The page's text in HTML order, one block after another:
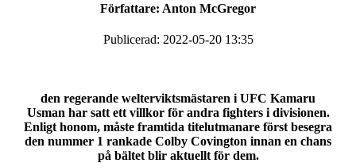
Författare: Anton McGregor
Publicerad: 2022-05-20 13:35
den regerande welterviktsmästaren i UFC Kamaru
Usman har satt ett villkor för andra fighters i divisionen.
Enligt honom, måste framtida titelutmanare först besegra
den nummer 1 rankade Colby Covington innan en chans
på bältet blir aktuellt för dem.